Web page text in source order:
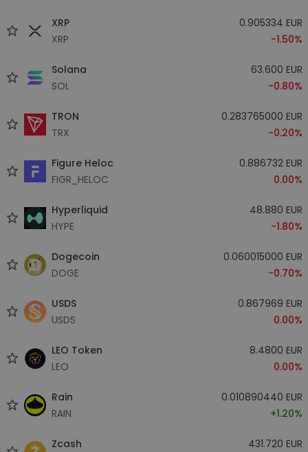
XRP
XRP
0.905334 EUR
-1.50%
Solana
SOL
63.600 EUR
-0.80%
TRON
TRX
0.283765000 EUR
-0.20%
Figure Heloc
FIGR_HELOC
0.886732 EUR
0.00%
Hyperliquid
HYPE
48.880 EUR
-1.80%
Dogecoin
DOGE
0.060015000 EUR
-0.70%
USDS
USDS
0.867969 EUR
0.00%
LEO Token
LEO
8.4800 EUR
0.00%
Rain
RAIN
0.010890440 EUR
+1.20%
Zcash
431.720 EUR